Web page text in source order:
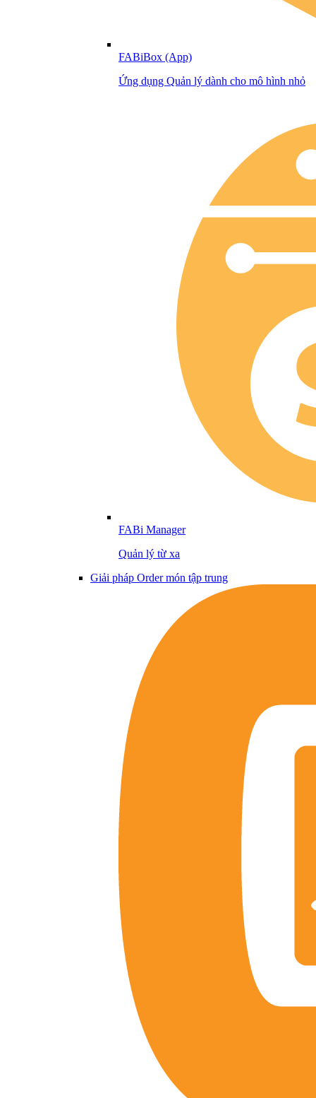
FABiBox (App)
Ứng dụng Quản lý dành cho mô hình nhỏ
FABi Manager
Quản lý từ xa
Giải pháp Order món tập trung